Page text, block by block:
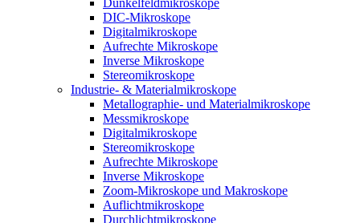
Dunkelfeldmikroskope
DIC-Mikroskope
Digitalmikroskope
Aufrechte Mikroskope
Inverse Mikroskope
Stereomikroskope
Industrie- & Materialmikroskope
Metallographie- und Materialmikroskope
Messmikroskope
Digitalmikroskope
Stereomikroskope
Aufrechte Mikroskope
Inverse Mikroskope
Zoom-Mikroskope und Makroskope
Auflichtmikroskope
Durchlichtmikroskope